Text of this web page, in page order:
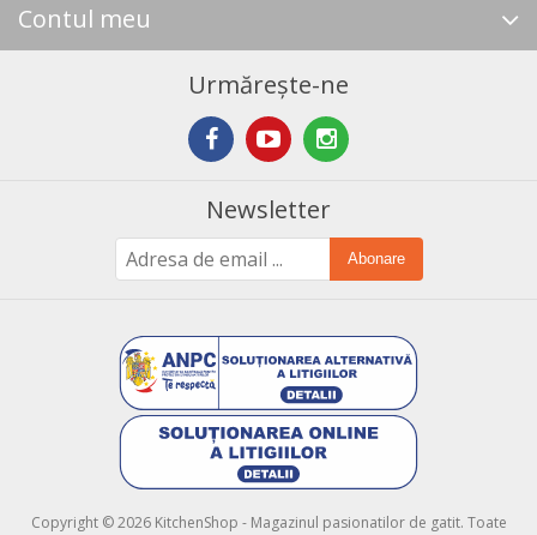
Contul meu
Urmărește-ne
Newsletter
Abonare
Copyright © 2026 KitchenShop - Magazinul pasionatilor de gatit. Toate